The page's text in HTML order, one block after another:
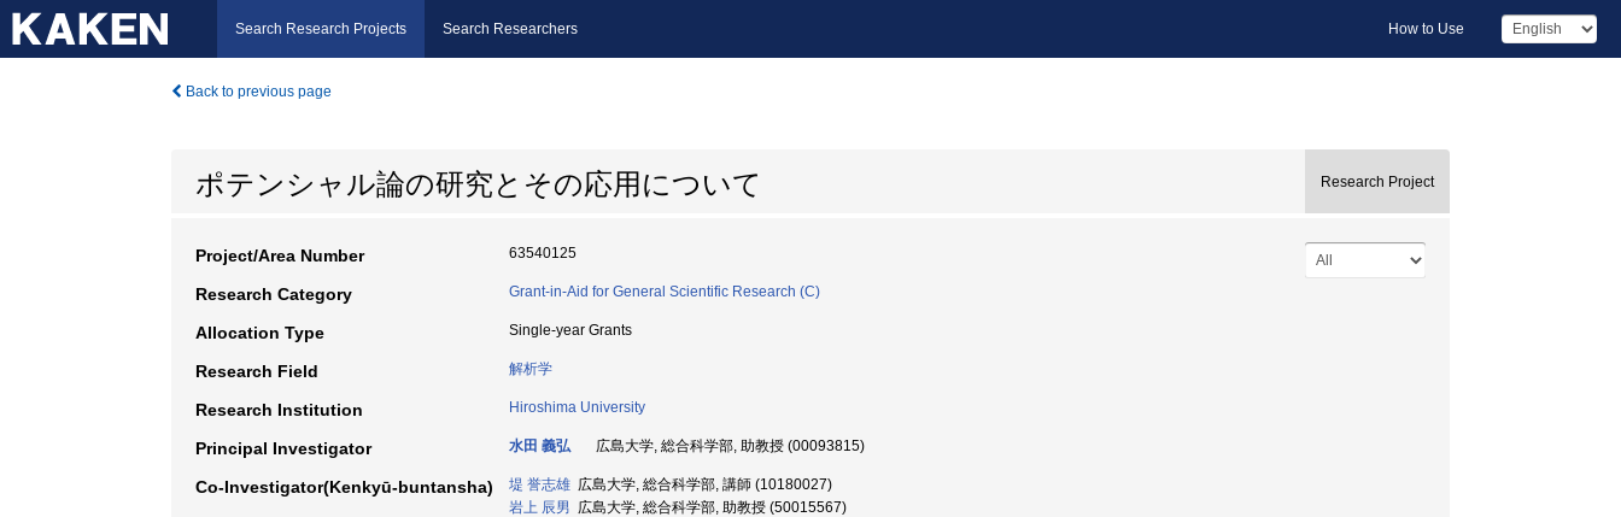
Search Research Projects Search Researchers How to Use
Back to previous page
ポテンシャル論の研究とその応用について Research Project
Project/Area Number 63540125
Research Category Grant-in-Aid for General Scientific Research (C)
Allocation Type Single-year Grants
Research Field 解析学
Research Institution Hiroshima University
Principal Investigator 水田 義弘 広島大学, 総合科学部, 助教授 (00093815)
Co-Investigator(Kenkyū-buntansha) 堤 誉志雄 広島大学, 総合科学部, 講師 (10180027)
岩上 辰男 広島大学, 総合科学部, 助教授 (50015567)